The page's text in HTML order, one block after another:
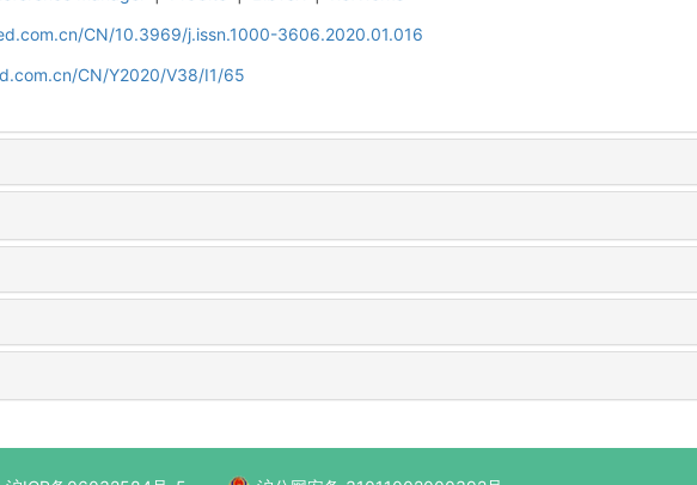
CN/10.3969/j.issn.1000-3606.2020.01.016
CN/Y2020/V38/I1/65